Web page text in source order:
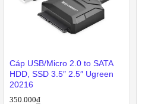
Cáp USB/Micro 2.0 to SATA
HDD, SSD 3.5″ 2.5″ Ugreen
20216
350.000₫